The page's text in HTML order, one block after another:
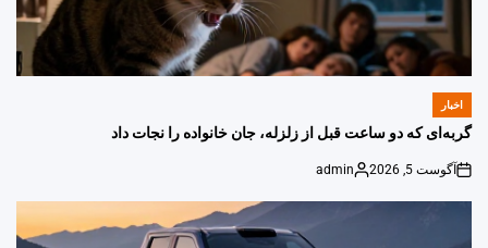
POSTED
IN
اخبار
گربه‌ای که دو ساعت قبل از زلزله، جان خانواده را نجات داد
on
آگوست 5, 2026
Posted
admin